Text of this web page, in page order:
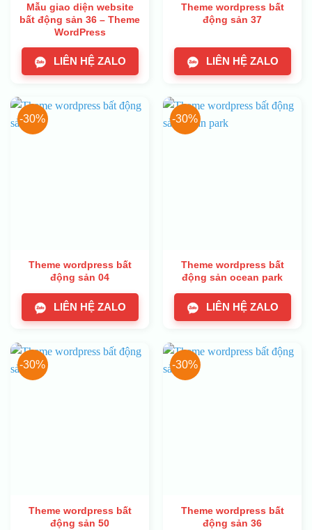
Mẫu giao diện website
bất động sản 36 – Theme
WordPress
LIÊN HỆ ZALO
Theme wordpress bất
động sản 37
LIÊN HỆ ZALO
-30%
Theme wordpress bất
động sản 04
LIÊN HỆ ZALO
-30%
Theme wordpress bất
động sản ocean park
LIÊN HỆ ZALO
-30%
Theme wordpress bất
động sản 50
-30%
Theme wordpress bất
động sản 36